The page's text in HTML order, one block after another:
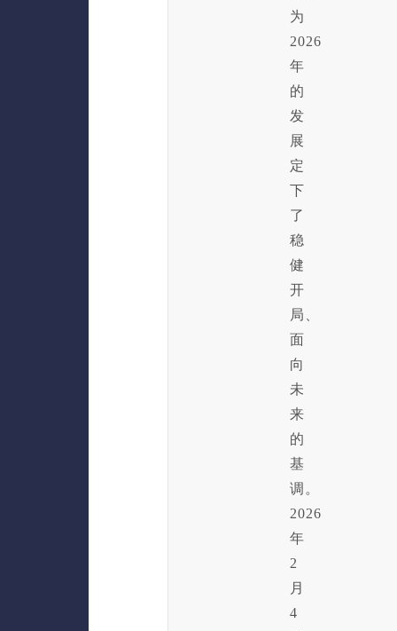
为
2026
年
的
发
展
定
下
了
稳
健
开
局、
面
向
未
来
的
基
调。
2026
年
2
月
4